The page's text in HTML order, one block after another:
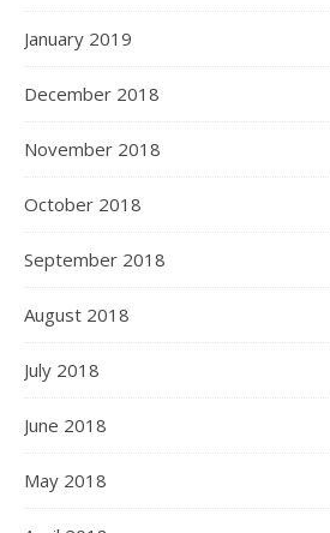
January 2019
December 2018
November 2018
October 2018
September 2018
August 2018
July 2018
June 2018
May 2018